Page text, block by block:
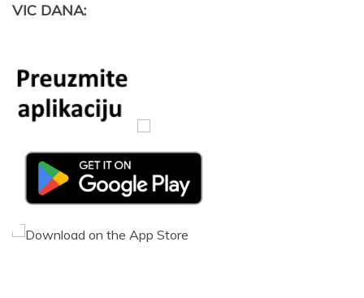
VIC DANA: